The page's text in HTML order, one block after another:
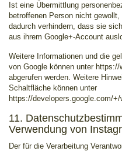
Ist eine Übermittlung
betroffenen Person nicht
dadurch verhindern, dass sie
aus ihrem Google+-Account
Weitere Informationen und die
von Google können unter
abgerufen werden. Weitere
Schaltfläche können unter
https://developers.google.com/
11.
Verwendung von
Der für die Verarbeitung